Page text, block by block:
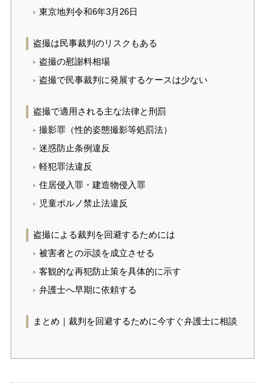
東京地判令和6年3月26日
盗撮は民事裁判のリスクもある
盗撮の慰謝料相場
盗撮で民事裁判に発展するケースは少ない
盗撮で適用される主な法律と刑罰
撮影罪（性的姿態撮影等処罰法）
迷惑防止条例違反
軽犯罪法違反
住居侵入罪・建造物侵入罪
児童ポルノ禁止法違反
盗撮による裁判を回避するためには
被害者との示談を成立させる
客観的な再犯防止策を具体的に示す
弁護士へ早期に依頼する
まとめ｜裁判を回避するために今すぐ弁護士に相談